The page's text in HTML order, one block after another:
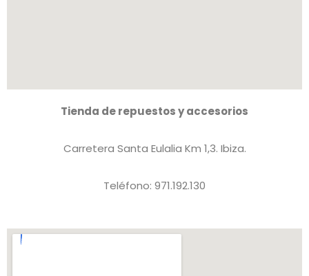
Tienda de repuestos y accesorios
Carretera Santa Eulalia Km 1,3. Ibiza.
Teléfono: 971.192.130